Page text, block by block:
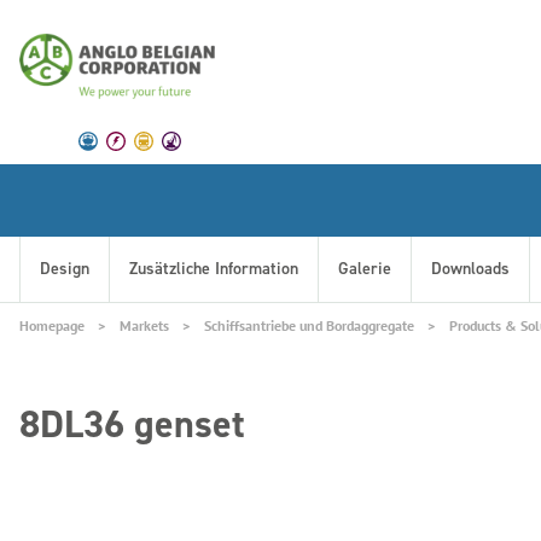
Design Zusätzliche Information Galerie Downloads
Homepage Markets Schiffsantriebe und Bordaggregate Products &
8DL36 genset